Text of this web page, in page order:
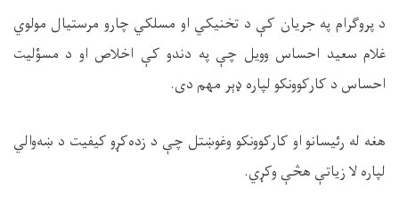
د پروګرام په جریان کې د تخنیکي او مسلکي چارو مرستیال مولوي
غلام سعید احساس وویل چې په دندو کې اخلاص او د مسؤلیت
احساس د کارکوونکو لپاره ډېر مهم دی.
هغه له رئیسانو او کارکوونکو وغوښتل چې د زده‌کړو کیفیت د ښه‌والي
لپاره لا زیاتې هڅې وکړي.